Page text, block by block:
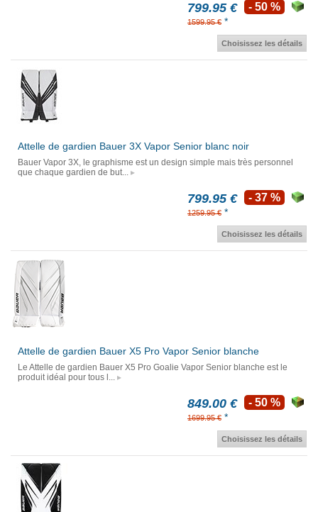
799.95 €
1599.95 € *
- 50 %
Choisissez les détails
Attelle de gardien Bauer 3X Vapor Senior blanc noir
Bauer Vapor 3X, le graphisme est un design simple mais très personnel
que chaque gardien de but...
799.95 €
1259.95 € *
- 37 %
Choisissez les détails
Attelle de gardien Bauer X5 Pro Vapor Senior blanche
Le Attelle de gardien Bauer X5 Pro Goalie Vapor Senior blanche est le
produit idéal pour tous l...
849.00 €
1699.95 € *
- 50 %
Choisissez les détails